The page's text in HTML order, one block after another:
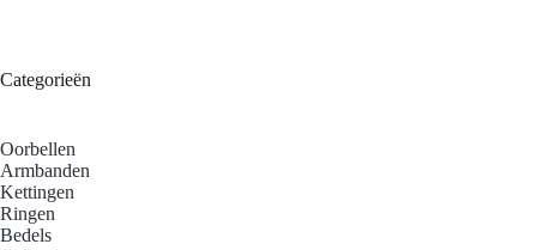
Categorieën
Oorbellen
Armbanden
Kettingen
Ringen
Bedels